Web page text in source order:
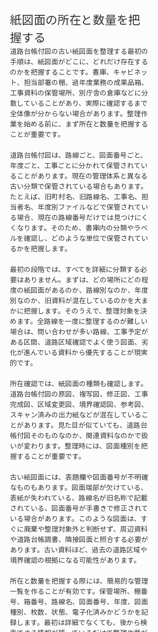
紙図面の所在と数量を把
握する
道路台帳付図の古い紙図面を整理する最初の
手順は、紙図面がどこに、どれだけ存在する
のかを把握することです。書庫、キャビネッ
ト、担当部署の棚、過年度業務の成果品箱、
工事資料の保管場所、別庁舎の倉庫などに分
散していることがあり、実際に確認するまで
全体像が分からない場合があります。整理作
業を始める前に、まず所在と数量を把握する
ことが重要です。
道路台帳付図は、路線ごと、図面番号ごと、
年度ごと、工事ごとに分かれて保管されてい
ることがあります。現在の管理体系と異なる
古い分類で保管されている場合もあります。
たとえば、旧町村名、旧路線名、工事名、担
当者名、年度別ファイルなどで保管されてい
る場合、現在の路線番号だけでは見つけにく
くなります。そのため、書庫内の分類やラベ
ルを確認し、どのような単位で保管されてい
るかを把握します。
最初の段階では、すべてを詳細に分類する必
要はありません。まずは、どの場所にどの程
度の紙図面があるのか、路線別なのか、年度
別なのか、旧資料が混在しているのかを大ま
かに把握します。そのうえで、整理対象を決
めます。全路線を一度に整理するのが難しい
場合は、問い合わせが多い路線、工事予定が
ある区間、道路区域確認でよく使う図面、劣
化が進んでいる資料から優先することが現実
的です。
所在確認では、紙図面の種類も確認します。
道路台帳付図の原図、複写図、修正図、工事
完成図、区域変更図、境界確認図、参考図、
スキャン済みの出力紙などが混在しているこ
とがあります。見た目が似ていても、道路台
帳付図そのものなのか、関連資料なのかで扱
いが変わります。整理時には、図面種別を把
握することが重要です。
古い紙図面には、表題欄や図面番号が不明確
なものもあります。図面端部が欠けている、
表紙が失われている、路線名が旧名称で記載
されている、図面番号が手書きで修正されて
いる場合があります。このような図面は、す
ぐに廃棄や整理対象外と判断せず、周辺資料
や道路台帳調書、隣接図面と照合する必要が
あります。古い資料ほど、過去の道路区域や
境界確認の根拠になる可能性があります。
所在と数量を把握する際には、簡易的な管理
一覧を作ることが有効です。保管場所、棚番
号、箱番号、路線名、図面番号、年度、図面
種別、枚数、状態、電子化済みかどうかを記
録します。最初は詳細でなくても、後から検